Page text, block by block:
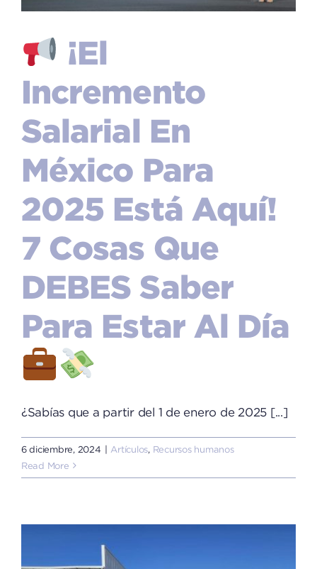
¡El
Incremento
Salarial En
México Para
2025 Está Aquí!
7 Cosas Que
DEBES Saber
Para Estar Al Día
¿Sabías que a partir del 1 de enero de 2025 [...]
6 diciembre, 2024 Artículos, Recursos humanos
Read More